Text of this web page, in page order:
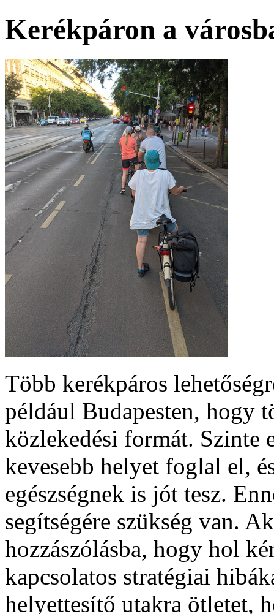
Kerékpáron a
Több kerékpáros
például Budapesten, hogy
közlekedési formát. Szinte
kevesebb helyet foglal el,
egészségnek is jót tesz.
segítségére szükség van.
hozzászólásba, hogy hol
kapcsolatos stratégiai
helyettesítő utakra ötletet,